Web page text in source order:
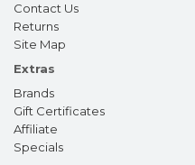
Contact Us
Returns
Site Map
Extras
Brands
Gift Certificates
Affiliate
Specials